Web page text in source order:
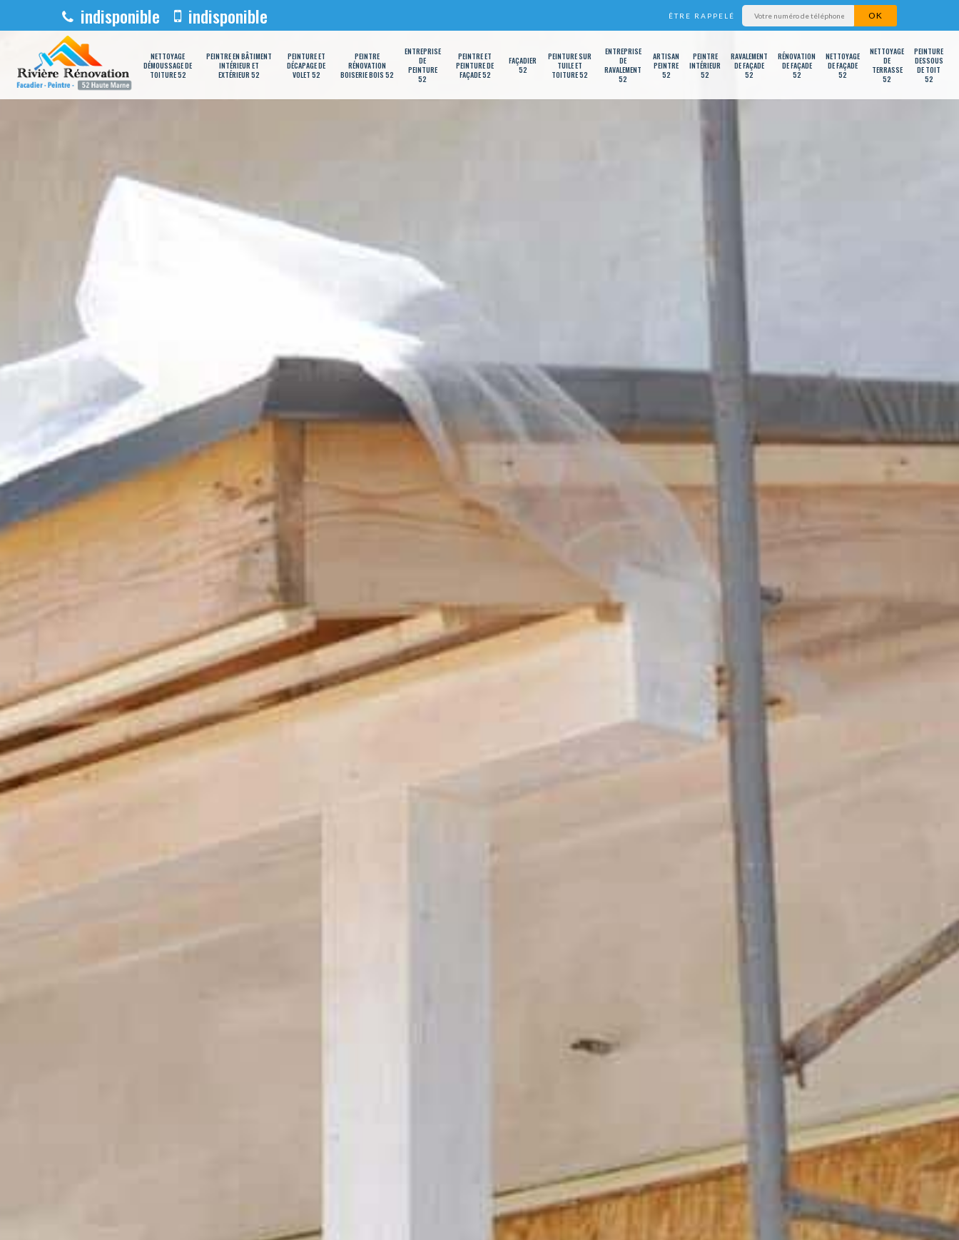
indisponible indisponible ÊTRE RAPPELÉ
NETTOYAGE
DÉMOUSSAGE DE
TOITURE 52
PEINTRE EN BÂTIMENT
INTÉRIEUR ET
EXTÉRIEUR 52
PEINTURE ET
DÉCAPAGE DE
VOLET 52
PEINTRE
RÉNOVATION
BOISERIE BOIS 52
ENTREPRISE
DE
PEINTURE
52
PEINTRE ET
PEINTURE DE
FAÇADE 52
FAÇADIER
52
PEINTURE SUR
TUILE ET
TOITURE 52
ENTREPRISE
DE
RAVALEMENT
52
ARTISAN
PEINTRE
52
PEINTRE
INTÉRIEUR
52
RAVALEMENT
DE FAÇADE
52
RÉNOVATION
DE FAÇADE
52
NETTOYAGE
DE FAÇADE
52
NETTOYAGE
DE
TERRASSE
52
PEINTURE
DESSOUS
DE TOIT
52